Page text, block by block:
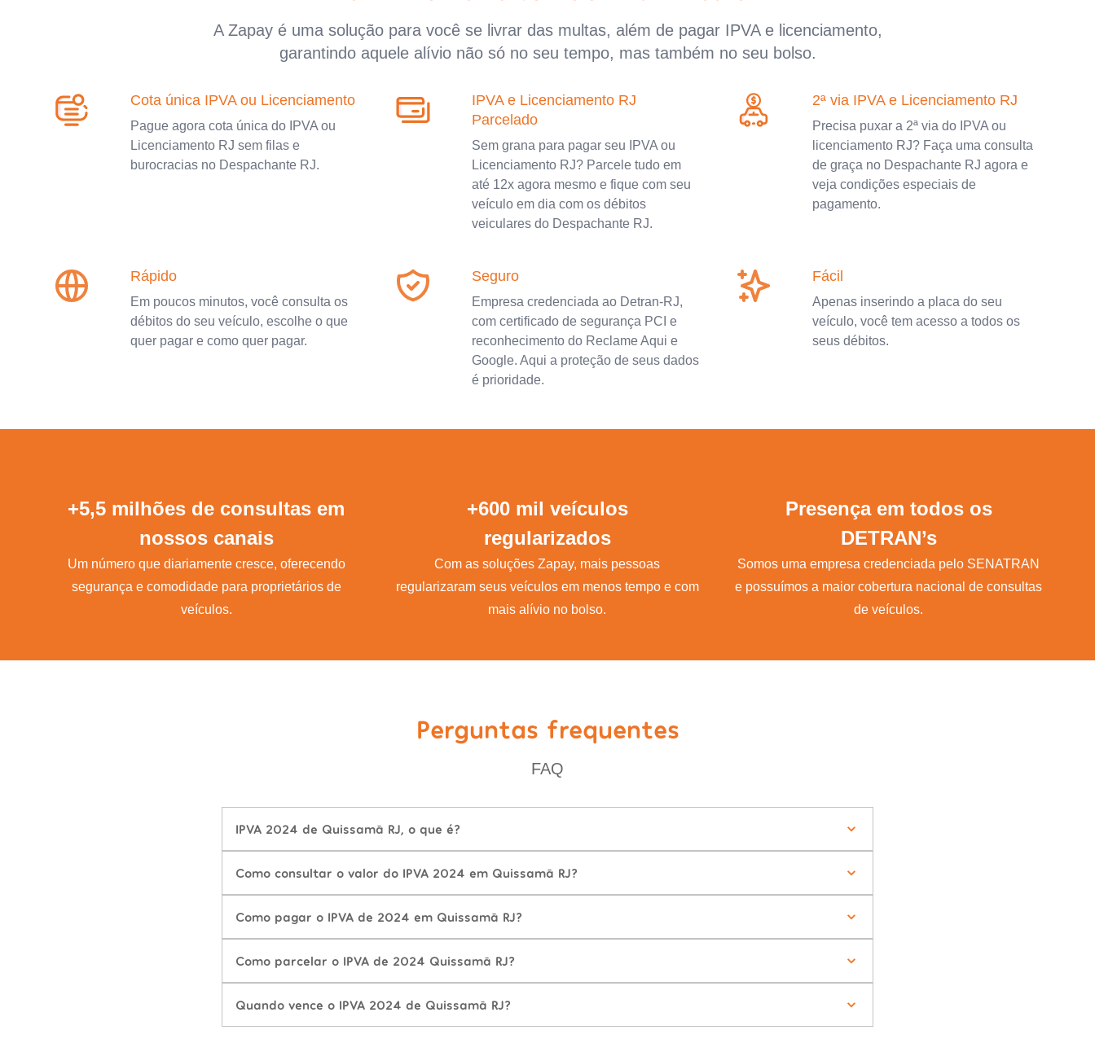
A Zapay é uma solução para você se livrar das multas, além de pagar IPVA e licenciamento,
garantindo aquele alívio não só no seu tempo, mas também no seu bolso.
Cota única IPVA ou Licenciamento
Pague agora cota única do IPVA ou
Licenciamento RJ sem filas e
burocracias no Despachante RJ.
IPVA e Licenciamento RJ
Parcelado
Sem grana para pagar seu IPVA ou
Licenciamento RJ? Parcele tudo em
até 12x agora mesmo e fique com seu
veículo em dia com os débitos
veiculares do Despachante RJ.
2ª via IPVA e Licenciamento RJ
Precisa puxar a 2ª via do IPVA ou
licenciamento RJ? Faça uma consulta
de graça no Despachante RJ agora e
veja condições especiais de
pagamento.
Rápido
Em poucos minutos, você consulta os
débitos do seu veículo, escolhe o que
quer pagar e como quer pagar.
Seguro
Empresa credenciada ao Detran-RJ,
com certificado de segurança PCI e
reconhecimento do Reclame Aqui e
Google. Aqui a proteção de seus dados
é prioridade.
Fácil
Apenas inserindo a placa do seu
veículo, você tem acesso a todos os
seus débitos.
+5,5 milhões de consultas em
nossos canais
Um número que diariamente cresce, oferecendo
segurança e comodidade para proprietários de
veículos.
+600 mil veículos
regularizados
Com as soluções Zapay, mais pessoas
regularizaram seus veículos em menos tempo e com
mais alívio no bolso.
Presença em todos os
DETRAN’s
Somos uma empresa credenciada pelo SENATRAN
e possuímos a maior cobertura nacional de consultas
de veículos.
Perguntas frequentes
FAQ
IPVA 2024 de Quissamã RJ, o que é?
Como consultar o valor do IPVA 2024 em Quissamã RJ?
Como pagar o IPVA de 2024 em Quissamã RJ?
Como parcelar o IPVA de 2024 Quissamã RJ?
Quando vence o IPVA 2024 de Quissamã RJ?